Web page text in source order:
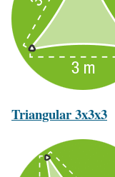
Triangular 3x3x3